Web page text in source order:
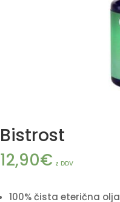
Bistrost
12,90€ z DDV
100% čista eterična olja